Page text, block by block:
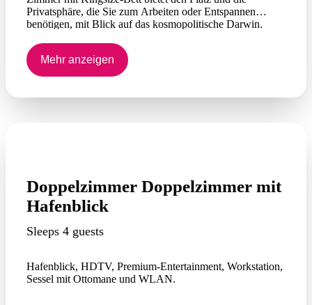
Privatsphäre, die Sie zum Arbeiten oder Entspannen
benötigen, mit Blick auf das kosmopolitische Darwin.
Beleuchtung und begehbaren Duschen. On-Demand-
Filme auf dem HDTV ansehen. Bleiben Sie mit WLAN in
Kontakt und behalten Sie am Arbeitsplatz den Überblick.
Mehr anzeigen
Doppelzimmer Doppelzimmer mit
Hafenblick
Sleeps 4 guests
Hafenblick, HDTV, Premium-Entertainment, Workstation,
Sessel mit Ottomane und WLAN.